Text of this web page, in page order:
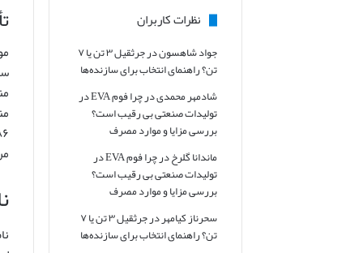
نظرات کاربران
جواد شاهسوندر
جرثقیل ۳ تن یا ۷
تن؟ راهنمای انتخاب برای سازنده‌ها
شادمهر محمدیدر
چرا فوم EVA در
تولیدات صنعتی بی رقیب است؟
بررسی مزایا و موارد مصرف
ماندانا گلرخدر
چرا فوم EVA در
تولیدات صنعتی بی رقیب است؟
بررسی مزایا و موارد مصرف
سحرناز کیامهردر
جرثقیل ۳ تن یا ۷
تن؟ راهنمای انتخاب برای سازنده‌ها